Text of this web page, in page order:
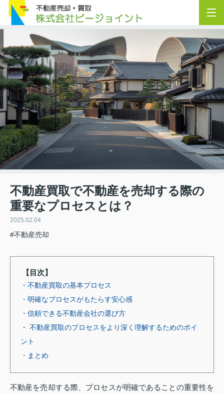
不動産買取で不動産を売却する際の
重要なプロセスとは？
2025.02.04
#不動産売却
【目次】
・不動産買取の基本プロセス
・明確なプロセスがもたらす安心感
・信頼できる不動産会社の選び方
・ 不動産買取のプロセスをより深く理解するためのポイ
ント
・まとめ
不動産を売却する際、プロセスが明確であることの重要性を